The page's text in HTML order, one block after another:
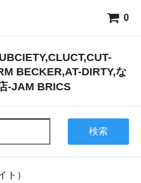
0
BECKER,AT-DIRTY,な
-JAM BRICS
検索
ト）